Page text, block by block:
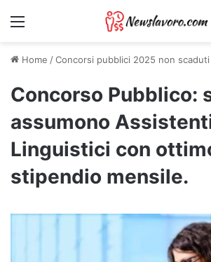
Menu
Home /Concorsi pubblici 2025 non
Concorso Pubblico:
assumono
Linguistici con
stipendio mensile.